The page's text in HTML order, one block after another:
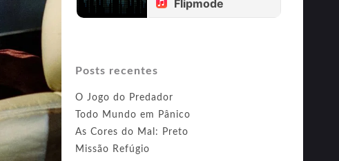
Posts recentes
O Jogo do Predador
Todo Mundo em Pânico
As Cores do Mal: Preto
Missão Refúgio